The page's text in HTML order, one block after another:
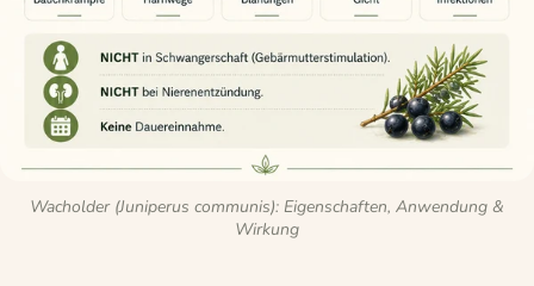
Wacholder (Juniperus communis): Eigenschaften, Anwendung &
Wirkung